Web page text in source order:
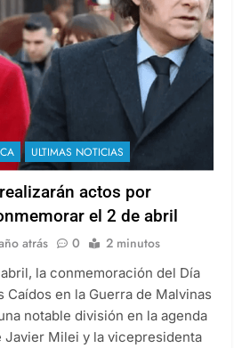
ULTIMAS NOTICIAS
actos por
el 2 de abril
atrás 0 2 minutos
la conmemoración del Día
Caídos en la Guerra de Malvinas
notable división en la agenda
Milei y la vicepresidenta